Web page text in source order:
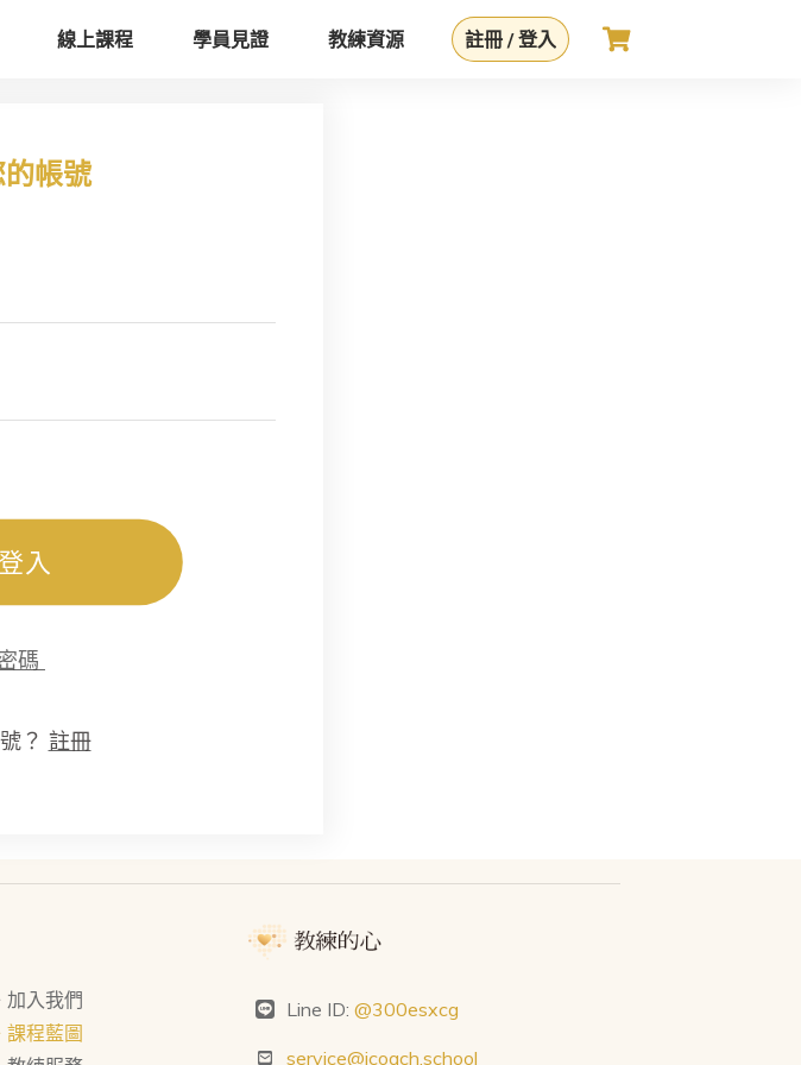
線上課程 學員見證 教練資源 註冊 / 登入
帳號
登入
碼
？ 註冊
入我們
程藍圖
Line ID:@300esxcg
service@icoach.school